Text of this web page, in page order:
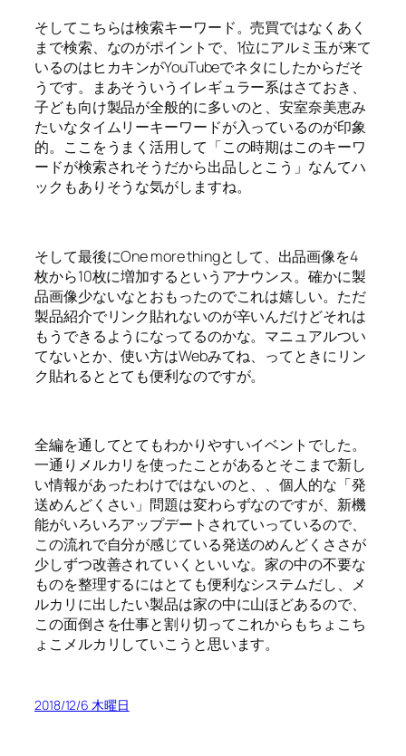
そしてこちらは検索キーワード。売買ではなくあく
まで検索、なのがポイントで、1位にアルミ玉が来て
いるのはヒカキンがYouTubeでネタにしたからだそ
うです。まあそういうイレギュラー系はさておき、
子ども向け製品が全般的に多いのと、安室奈美恵み
たいなタイムリーキーワードが入っているのが印象
的。ここをうまく活用して「この時期はこのキーワ
ードが検索されそうだから出品しとこう」なんてハ
ックもありそうな気がしますね。
そして最後にOne more thingとして、出品画像を4
枚から10枚に増加するというアナウンス。確かに製
品画像少ないなとおもったのでこれは嬉しい。ただ
製品紹介でリンク貼れないのが辛いんだけどそれは
もうできるようになってるのかな。マニュアルつい
てないとか、使い方はWebみてね、ってときにリン
ク貼れるととても便利なのですが。
全編を通してとてもわかりやすいイベントでした。
一通りメルカリを使ったことがあるとそこまで新し
い情報があったわけではないのと、、個人的な「発
送めんどくさい」問題は変わらずなのですが、新機
能がいろいろアップデートされていっているので、
この流れで自分が感じている発送のめんどくささが
少しずつ改善されていくといいな。家の中の不要な
ものを整理するにはとても便利なシステムだし、メ
ルカリに出したい製品は家の中に山ほどあるので、
この面倒さを仕事と割り切ってこれからもちょこち
ょこメルカリしていこうと思います。
2018/12/6 木曜日